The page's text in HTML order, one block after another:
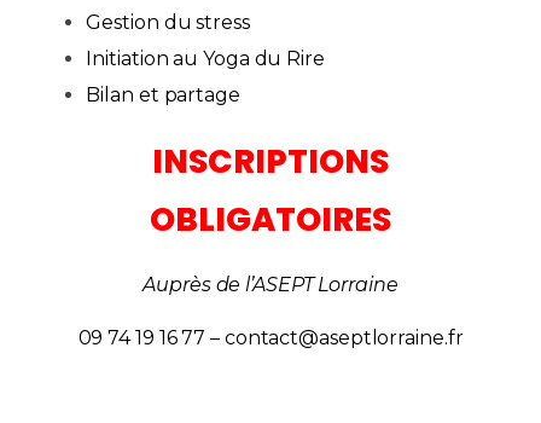
Gestion du stress
Initiation au Yoga du Rire
Bilan et partage
INSCRIPTIONS
OBLIGATOIRES
Auprès de l’ASEPT Lorraine
09 74 19 16 77 – contact@aseptlorraine.fr